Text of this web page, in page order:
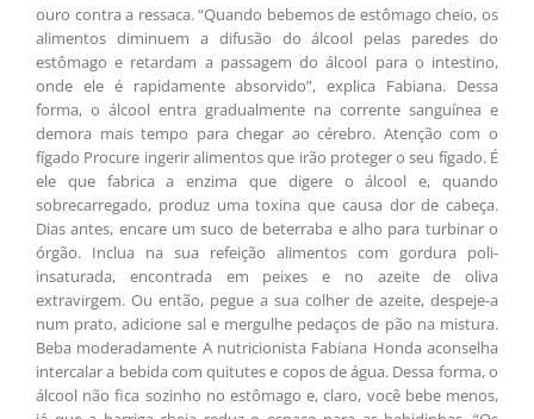
ouro contra a ressaca. “Quando bebemos de estômago cheio, os
alimentos diminuem a difusão do álcool pelas paredes do
estômago e retardam a passagem do álcool para o intestino,
onde ele é rapidamente absorvido”, explica Fabiana. Dessa
forma, o álcool entra gradualmente na corrente sanguínea e
demora mais tempo para chegar ao cérebro. Atenção com o
fígado Procure ingerir alimentos que irão proteger o seu fígado. É
ele que fabrica a enzima que digere o álcool e, quando
sobrecarregado, produz uma toxina que causa dor de cabeça.
Dias antes, encare um suco de beterraba e alho para turbinar o
órgão. Inclua na sua refeição alimentos com gordura poli-
insaturada, encontrada em peixes e no azeite de oliva
extravirgem. Ou então, pegue a sua colher de azeite, despeje-a
num prato, adicione sal e mergulhe pedaços de pão na mistura.
Beba moderadamente A nutricionista Fabiana Honda aconselha
intercalar a bebida com quitutes e copos de água. Dessa forma, o
álcool não fica sozinho no estômago e, claro, você bebe menos,